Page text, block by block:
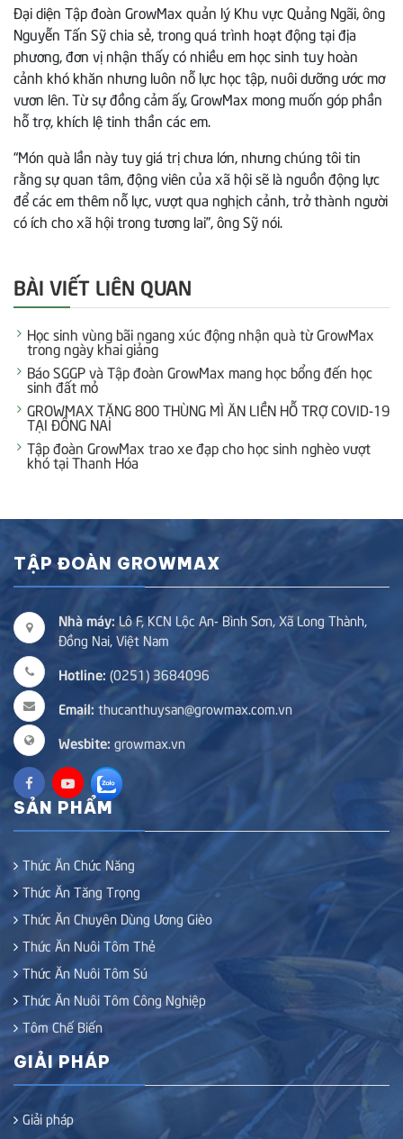
Đại diện Tập đoàn GrowMax quản lý Khu vực Quảng Ngãi, ông
Nguyễn Tấn Sỹ chia sẻ, trong quá trình hoạt động tại địa
phương, đơn vị nhận thấy có nhiều em học sinh tuy hoàn
cảnh khó khăn nhưng luôn nỗ lực học tập, nuôi dưỡng ước mơ
vươn lên. Từ sự đồng cảm ấy, GrowMax mong muốn góp phần
hỗ trợ, khích lệ tinh thần các em.
“Món quà lần này tuy giá trị chưa lớn, nhưng chúng tôi tin
rằng sự quan tâm, động viên của xã hội sẽ là nguồn động lực
để các em thêm nỗ lực, vượt qua nghịch cảnh, trở thành người
có ích cho xã hội trong tương lai”, ông Sỹ nói.
BÀI VIẾT LIÊN QUAN
Học sinh vùng bãi ngang xúc động nhận quà từ GrowMax
trong ngày khai giảng
Báo SGGP và Tập đoàn GrowMax mang học bổng đến học
sinh đất mỏ
GROWMAX TẶNG 800 THÙNG MÌ ĂN LIỀN HỖ TRỢ COVID-19
TẠI ĐỒNG NAI
Tập đoàn GrowMax trao xe đạp cho học sinh nghèo vượt
khó tại Thanh Hóa
TẬP ĐOÀN GROWMAX
Nhà máy: Lô F, KCN Lộc An- Bình Sơn, Xã Long Thành,
Đồng Nai, Việt Nam
Hotline: (0251) 3684096
Email: thucanthuysan@growmax.com.vn
Wesbite: growmax.vn
SẢN PHẨM
Thức Ăn Chức Năng
Thức Ăn Tăng Trọng
Thức Ăn Chuyên Dùng Ương Gièo
Thức Ăn Nuôi Tôm Thẻ
Thức Ăn Nuôi Tôm Sú
Thức Ăn Nuôi Tôm Công Nghiệp
Tôm Chế Biến
GIẢI PHÁP
Giải pháp